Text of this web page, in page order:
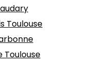
Toulouse
Toulouse